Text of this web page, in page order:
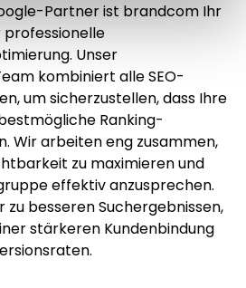
Partner ist brandcom Ihr
Unser
kombiniert alle SEO-
um sicherzustellen, dass Ihre
Ranking-
Wir arbeiten eng zusammen,
zu maximieren und
effektiv anzusprechen.
zu besseren Suchergebnissen,
stärkeren Kundenbindung